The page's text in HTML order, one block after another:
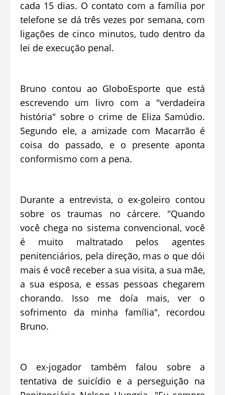
cada 15 dias. O contato com a família por
telefone se dá três vezes por semana, com
ligações de cinco minutos, tudo dentro da
lei de execução penal.
Bruno contou ao GloboEsporte que está
escrevendo um livro com a "verdadeira
história" sobre o crime de Eliza Samúdio.
Segundo ele, a amizade com Macarrão é
coisa do passado, e o presente aponta
conformismo com a pena.
Durante a entrevista, o ex-goleiro contou
sobre os traumas no cárcere. "Quando
você chega no sistema convencional, você
é muito maltratado pelos agentes
penitenciários, pela direção, mas o que dói
mais é você receber a sua visita, a sua mãe,
a sua esposa, e essas pessoas chegarem
chorando. Isso me doía mais, ver o
sofrimento da minha família", recordou
Bruno.
O ex-jogador também falou sobre a
tentativa de suicídio e a perseguição na